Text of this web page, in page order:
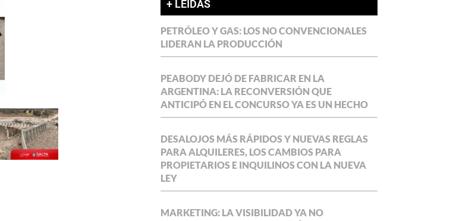
+ LEÍDAS
PETRÓLEO Y GAS: LOS NO CONVENCIONALES
LIDERAN LA PRODUCCIÓN
PEABODY DEJÓ DE FABRICAR EN LA
ARGENTINA: LA RECONVERSIÓN QUE
ANTICIPÓ EN EL CONCURSO YA ES UN HECHO
DESALOJOS MÁS RÁPIDOS Y NUEVAS REGLAS
PARA ALQUILERES, LOS CAMBIOS PARA
PROPIETARIOS E INQUILINOS CON LA NUEVA
LEY
MARKETING: LA VISIBILIDAD YA NO